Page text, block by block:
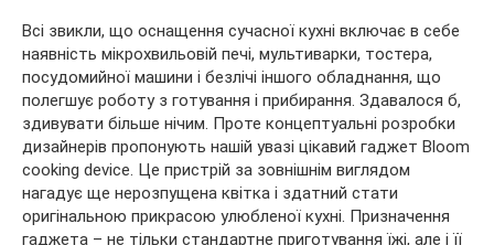
Всі звикли, що оснащення сучасної кухні включає в себе
наявність мікрохвильовій печі, мультиварки, тостера,
посудомийної машини і безлічі іншого обладнання, що
полегшує роботу з готування і прибирання. Здавалося б,
здивувати більше нічим. Проте концептуальні розробки
дизайнерів пропонують нашій увазі цікавий гаджет Bloom
cooking device. Це пристрій за зовнішнім виглядом
нагадує ще нерозпущена квітка і здатний стати
оригінальною прикрасою улюбленої кухні. Призначення
гаджета – не тільки стандартне приготування їжі, але і її